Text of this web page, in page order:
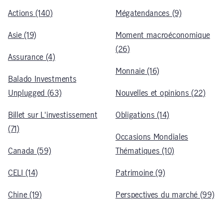
Actions (140)
Asie (19)
Assurance (4)
Balado Investments
Unplugged (63)
Billet sur L'investissement
(71)
Canada (59)
CELI (14)
Chine (19)
Mégatendances (9)
Moment macroéconomique
(26)
Monnaie (16)
Nouvelles et opinions (22)
Obligations (14)
Occasions Mondiales
Thématiques (10)
Patrimoine (9)
Perspectives du marché (99)